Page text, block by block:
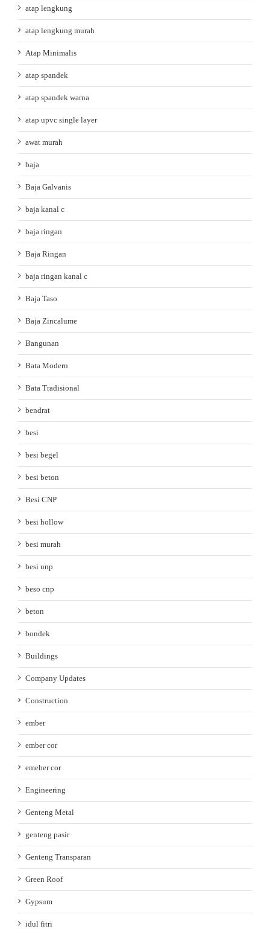
atap lengkung
atap lengkung murah
Atap Minimalis
atap spandek
atap spandek warna
atap upvc single layer
awat murah
baja
Baja Galvanis
baja kanal c
baja ringan
Baja Ringan
baja ringan kanal c
Baja Taso
Baja Zincalume
Bangunan
Bata Modern
Bata Tradisional
bendrat
besi
besi begel
besi beton
Besi CNP
besi hollow
besi murah
besi unp
beso cnp
beton
bondek
Buildings
Company Updates
Construction
ember
ember cor
emeber cor
Engineering
Genteng Metal
genteng pasir
Genteng Transparan
Green Roof
Gypsum
idul fitri